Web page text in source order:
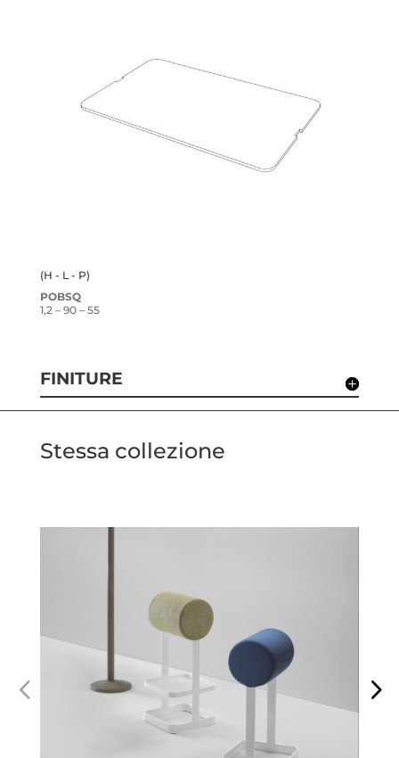
(H - L - P)
POBSQ
1,2 – 90 – 55
FINITURE
Stessa collezione